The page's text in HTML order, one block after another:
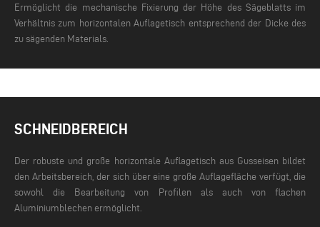
Ermöglicht die mechanische Fixierung der Höhe des Sägeblatts im
Verhältnis zum horizontalen Auflagetisch entsprechend der Dicke des
zu sägenden Materials.
SCHNEIDBEREICH
Der robuste und große horizontale Auflagetisch aus Gusseisen bildet
den Arbeitsbereich, der sich über eine große Auflagefläche verfügt, die
sowohl die Bearbeitung von Profilen als auch von flachen
Aluminiumblechen ermöglicht.